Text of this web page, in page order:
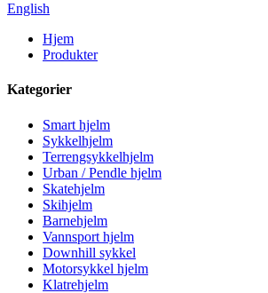
English
Hjem
Produkter
Kategorier
Smart hjelm
Sykkelhjelm
Terrengsykkelhjelm
Urban / Pendle hjelm
Skatehjelm
Skihjelm
Barnehjelm
Vannsport hjelm
Downhill sykkel
Motorsykkel hjelm
Klatrehjelm